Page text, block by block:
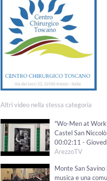
Altri video nella stessa categoria
"Wo-Men at
Castel San Niccolò
00:02:11 -
ArezzoTV
Monte San
musica e una